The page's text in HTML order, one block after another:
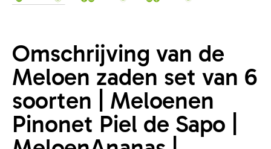
Omschrijving van de
Meloen zaden set van 6
soorten | Meloenen
Pinonet Piel de Sapo |